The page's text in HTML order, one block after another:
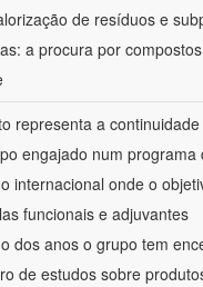
de resíduos e
a procura por compostos
representa a
engajado num programa
internacional onde o
funcionais e adjuvantes
dos anos o grupo tem
de estudos sobre